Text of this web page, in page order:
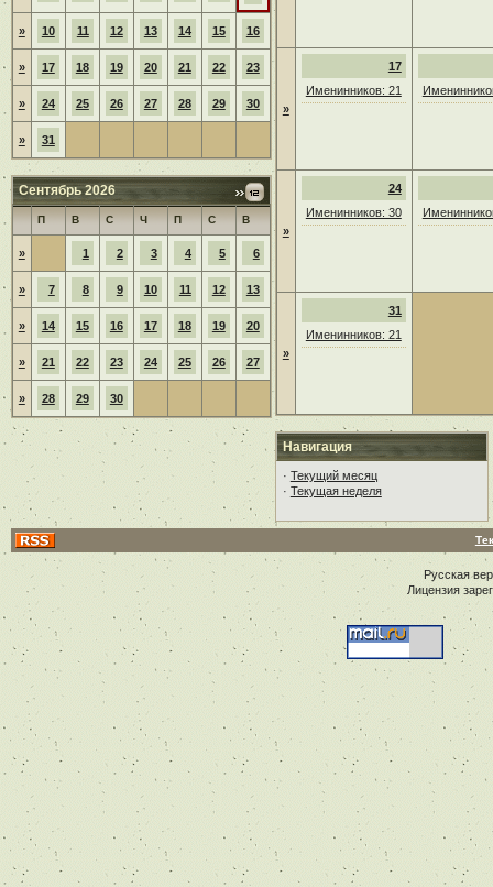
» 10 11 12 13 14 15 16
» 17 18 19 20 21 22 23
» 24 25 26 27 28 29 30
» 31
Сентябрь 2026
П В С Ч П С В
» 1 2 3 4 5 6
» 7 8 9 10 11 12 13
» 14 15 16 17 18 19 20
» 21 22 23 24 25 26 27
» 28 29 30
»
17
Именинников: 21
»
24
Именинников: 30
»
31
Именинников: 21
Навигация
· Текущий месяц
· Текущая неделя
Русская
Лицензия